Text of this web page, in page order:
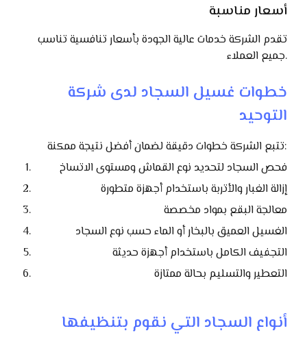
أسعار مناسبة
تقدم الشركة خدمات عالية الجودة بأسعار تنافسية تناسب
جميع العملاء.
خطوات غسيل السجاد لدى شركة
التوحيد
تتبع الشركة خطوات دقيقة لضمان أفضل نتيجة ممكنة:
فحص السجاد لتحديد نوع القماش ومستوى الاتساخ
إزالة الغبار والأتربة باستخدام أجهزة متطورة
معالجة البقع بمواد مخصصة
الغسيل العميق بالبخار أو الماء حسب نوع السجاد
التجفيف الكامل باستخدام أجهزة حديثة
التعطير والتسليم بحالة ممتازة
أنواع السجاد التي نقوم بتنظيفها